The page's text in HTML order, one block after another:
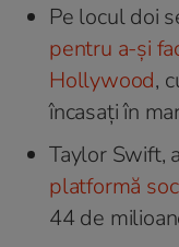
Pe locul doi
pentru a-și
Hollywood,
încasați în
Taylor Swift,
platformă
44 de